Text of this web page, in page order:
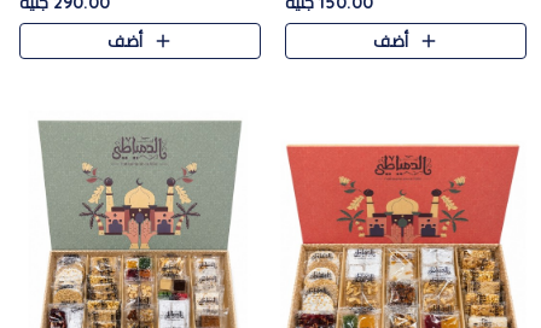
التشكيلة جوزرية مع فول،ملبان
أضف
والتي تم اختيارها بعناية فائقة لتُبرز
تشكيلة واسعة من الحلويات
أضف